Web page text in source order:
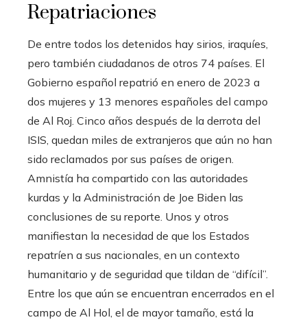
Repatriaciones
De entre todos los detenidos hay sirios, iraquíes,
pero también ciudadanos de otros 74 países. El
Gobierno español repatrió en enero de 2023 a
dos mujeres y 13 menores españoles del campo
de Al Roj. Cinco años después de la derrota del
ISIS, quedan miles de extranjeros que aún no han
sido reclamados por sus países de origen.
Amnistía ha compartido con las autoridades
kurdas y la Administración de Joe Biden las
conclusiones de su reporte. Unos y otros
manifiestan la necesidad de que los Estados
repatríen a sus nacionales, en un contexto
humanitario y de seguridad que tildan de “difícil”.
Entre los que aún se encuentran encerrados en el
campo de Al Hol, el de mayor tamaño, está la